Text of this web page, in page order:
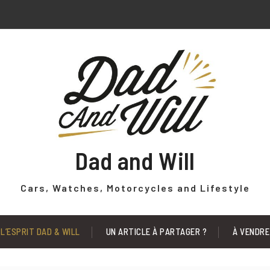
Dad and Will
Cars, Watches, Motorcycles and Lifestyle
L’ESPRIT DAD & WILL UN ARTICLE À PARTAGER ? À VENDRE